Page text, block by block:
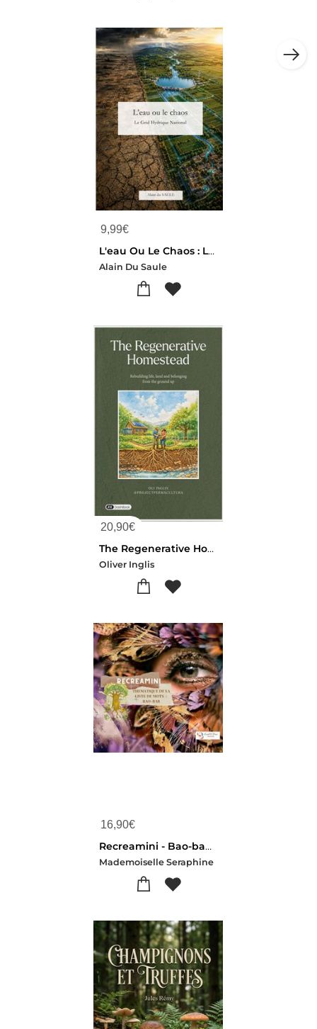
9,99€
L'eau Ou Le Chaos : Le Grid Hydrique National
Alain Du Saule
20,90€
The Regenerative Homestead : Rebuilding Life, Land And Belonging From The Ground Up
Oliver Inglis
16,90€
Recreamini - Bao-bab : L'arbre-memoire
Mademoiselle Seraphine